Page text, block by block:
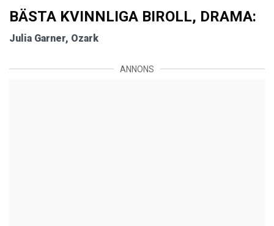
BÄSTA KVINNLIGA BIROLL, DRAMA:
Julia Garner, Ozark
ANNONS